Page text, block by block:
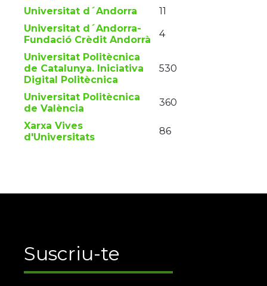
Universitat d´Andorra
11
Universitat d´Andorra-
Fundació Crèdit Andorrà
4
Universitat Politècnica
de Catalunya. Iniciativa
Digital Politècnica
530
Universitat Politècnica
de València
360
Xarxa Vives
d'Universitats
86
Suscriu-te